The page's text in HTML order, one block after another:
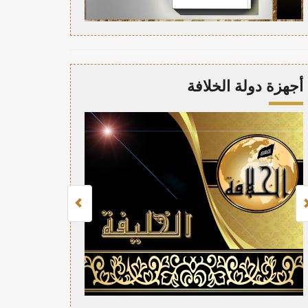
أجهزة دولة الخلافة